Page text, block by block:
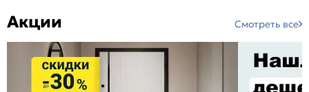
Акции Смотреть все